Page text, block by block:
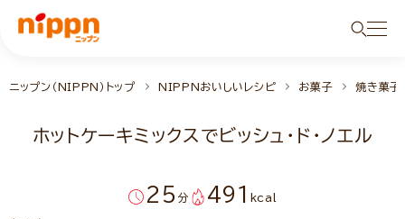
ニップン（NIPPN）トップ NIPPNおいしいレシピ お菓子 焼き菓子
ホットケーキミックスでビッシュ・ド・ノエル
25 分 491 kcal